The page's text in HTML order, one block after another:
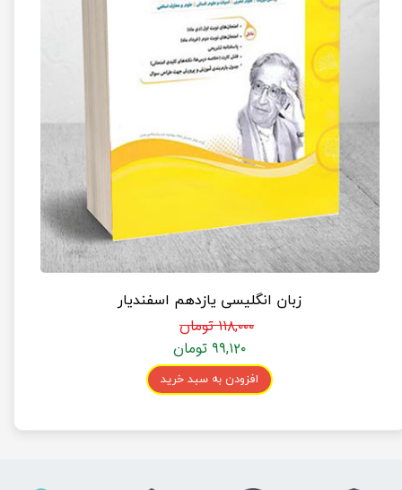
زبان انگلیسی یازدهم اسفندیار
۱۱۸,۰۰۰ تومان
۹۹,۱۲۰ تومان
افزودن به سبد خرید